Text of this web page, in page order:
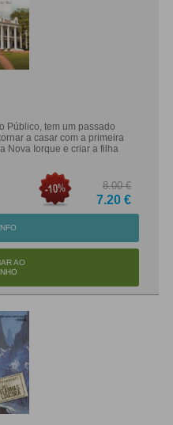
Público, tem um passado
a casar com a primeira
Nova Iorque e criar a filha
8.00 €
7.20 €
AO